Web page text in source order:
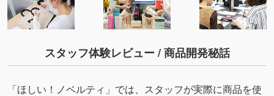
スタッフ体験レビュー / 商品開発秘話
「ほしい！ノベルティ」では、スタッフが実際に商品を使